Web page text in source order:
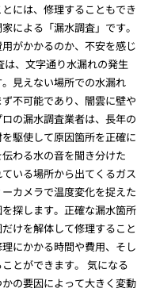
には、修理することもでき
による「漏水調査」です。
がかかるのか、不安を感じ
、文字通り水漏れの発生
見えない場所での水漏れ
不可能であり、闇雲に壁や
の漏水調査業者は、長年の
駆使して原因箇所を正確に
わる水の音を聞き分けた
いる場所から出てくるガス
カメラで温度変化を捉えた
探します。正確な漏水箇所
けを解体して修理すること
にかかる時間や費用、そし
とができます。 気になる
の要因によって大きく変動